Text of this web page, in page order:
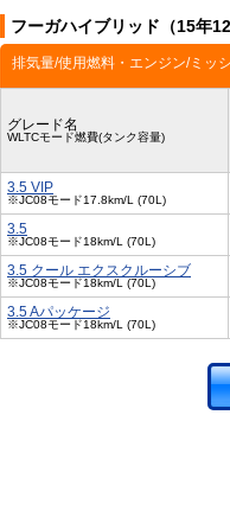
フーガハイブリッド（15年
排気量/使用燃料・エンジン/ミッ
グレード名
WLTCモード燃費(タンク容量)
3.5 VIP
※JC08モード17.8km/L (70L)
3.5
※JC08モード18km/L (70L)
3.5 クール エクスクルーシブ
※JC08モード18km/L (70L)
3.5 Aパッケージ
※JC08モード18km/L (70L)